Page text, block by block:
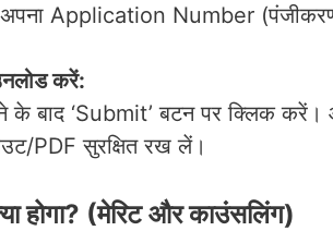
अपना Application Number
करें:
के बाद ‘Submit’ बटन पर क्लिक
PDF सुरक्षित रख लें।
होगा? (मेरिट और काउंसलिंग)